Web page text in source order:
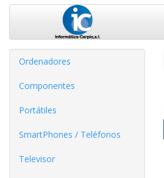
Ordenadores
Componentes
Portátiles
SmartPhones / Teléfonos
Televisor